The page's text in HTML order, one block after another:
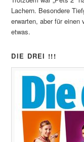
Lachern. Besondere
erwarten, aber für einen
etwas.
DIE DREI !!!